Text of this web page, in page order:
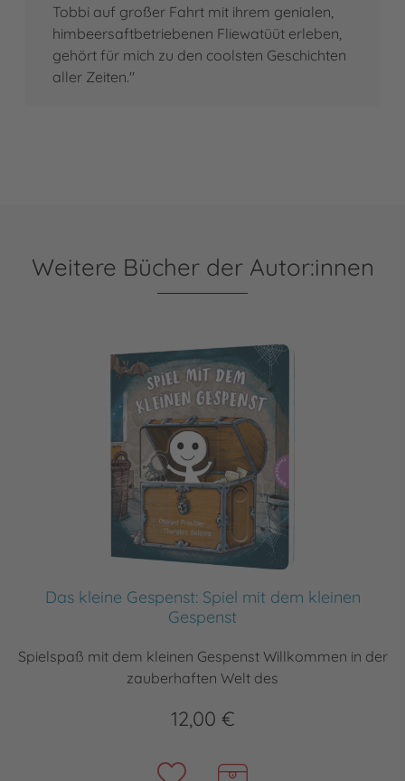
Tobbi auf großer Fahrt mit ihrem genialen,
himbeersaftbetriebenen Fliewatüüt erleben,
gehört für mich zu den coolsten Geschichten
aller Zeiten."
Weitere Bücher der Autor:innen
Das kleine Gespenst: Spiel mit dem kleinen
Gespenst
Spielspaß mit dem kleinen Gespenst Willkommen in der
zauberhaften Welt des
12,00 €